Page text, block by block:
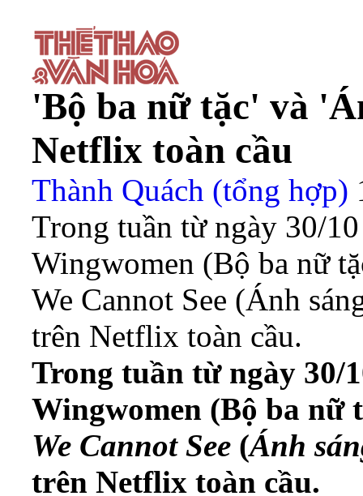
'Bộ ba nữ tặc' và
Netflix toàn cầu
Thành Quách (tổng hợp)
Trong tuần từ ngày 30/
Wingwomen (Bộ ba nữ
We Cannot See (Ánh
trên Netflix toàn cầu.
Trong tuần từ ngày 30/
Wingwomen (Bộ ba nữ
We Cannot See (Ánh
trên Netflix toàn cầu.